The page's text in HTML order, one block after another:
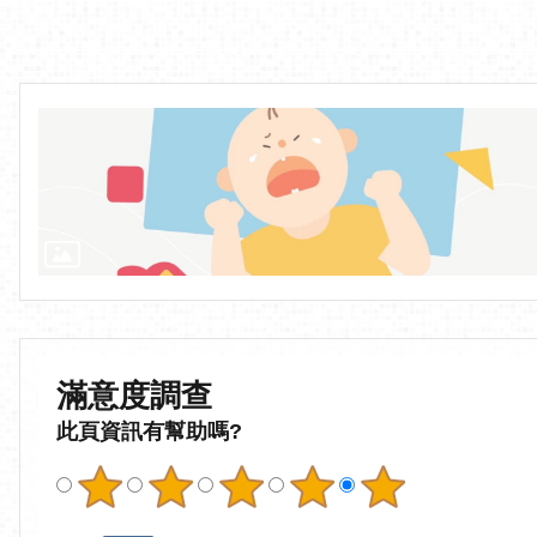
滿意度調查
此頁資訊有幫助嗎?